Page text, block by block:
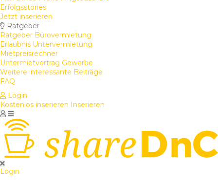
Erfolgsstories
Jetzt inserieren
Ratgeber
Ratgeber Bürovermietung
Erlaubnis Untervermietung
Mietpreisrechner
Untermietvertrag Gewerbe
Weitere interessante Beiträge
FAQ
Login
Kostenlos inserieren Inserieren
Login